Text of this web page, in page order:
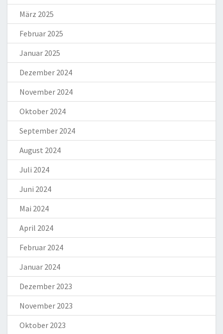
März 2025
Februar 2025
Januar 2025
Dezember 2024
November 2024
Oktober 2024
September 2024
August 2024
Juli 2024
Juni 2024
Mai 2024
April 2024
Februar 2024
Januar 2024
Dezember 2023
November 2023
Oktober 2023